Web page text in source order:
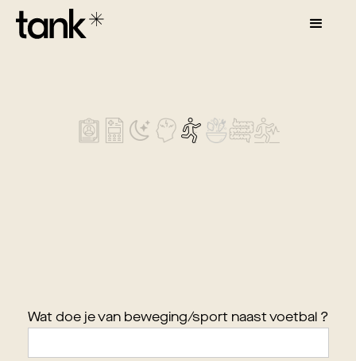
Wat doe je van beweging/sport naast voetbal ?